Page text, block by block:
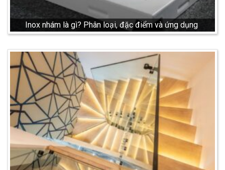
Inox nhám là gì? Phân loại, đặc điểm và ứng dụng